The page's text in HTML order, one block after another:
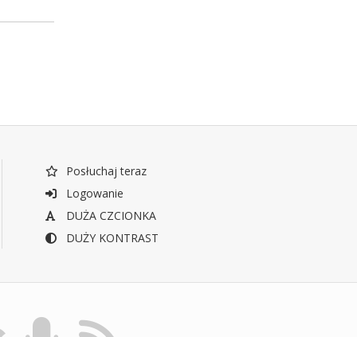
Posłuchaj teraz
Logowanie
DUŻA CZCIONKA
DUŻY KONTRAST